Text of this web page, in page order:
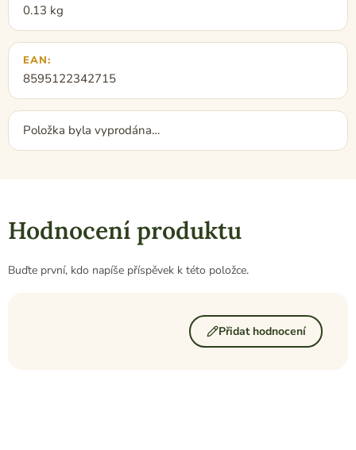
0.13 kg
EAN:
8595122342715
Položka byla vyprodána…
Hodnocení produktu
Buďte první, kdo napíše příspěvek k této položce.
Přidat hodnocení